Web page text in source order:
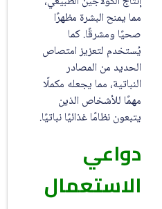
مما يمنح البشرة مظهرًا
صحيًا ومشرقًا. كما
يُستخدم لتعزيز امتصاص
الحديد من المصادر
النباتية، مما يجعله مكملًا
مهمًا للأشخاص الذين
يتبعون نظامًا غذائيًا نباتيًا.
دواعي
الاستعمال